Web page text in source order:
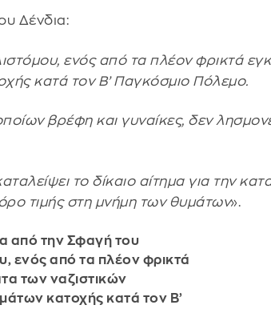
Δένδια:
ενός από τα πλέον φρικτά
κατά τον Β’ Παγκόσμιο Πόλεμο.
βρέφη και γυναίκες, δεν
το δίκαιο αίτημα για την
τιμής στη μνήμη των θυμάτων».
από την Σφαγή του
ενός από τα πλέον φρικτά
των ναζιστικών
κατοχής κατά τον Β’